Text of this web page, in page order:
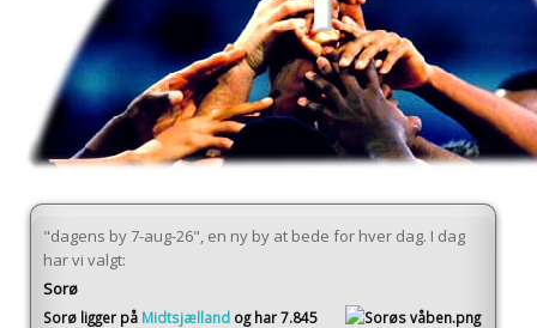
"dagens by 7-aug-26", en ny by at bede for hver dag. I dag
har vi valgt:
Sorø
Sorø ligger på Midtsjælland og har 7.845